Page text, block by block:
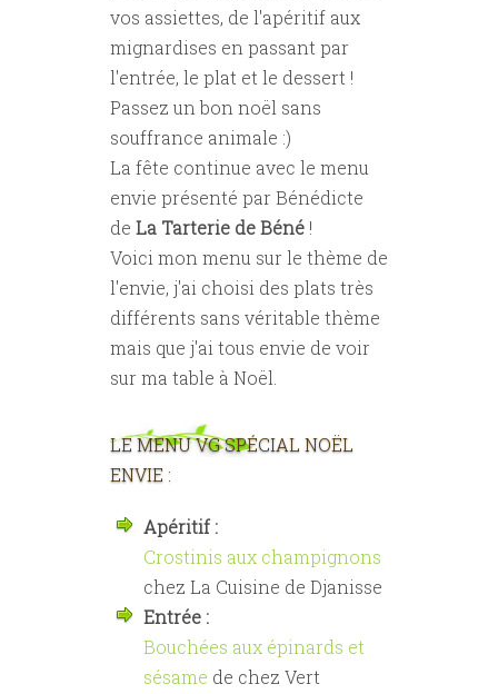
vos assiettes, de l'apéritif aux
mignardises en passant par
l'entrée, le plat et le dessert !
Passez un bon noël sans
souffrance animale :)
La fête continue avec le menu
envie présenté par Bénédicte
de La Tarterie de Béné !
Voici mon menu sur le thème de
l'envie, j'ai choisi des plats très
différents sans véritable thème
mais que j'ai tous envie de voir
sur ma table à Noël.
LE MENU VG SPÉCIAL NOËL
ENVIE :
Apéritif :
Crostinis aux champignons
chez La Cuisine de Djanisse
Entrée :
Bouchées aux épinards et
sésame de chez Vert